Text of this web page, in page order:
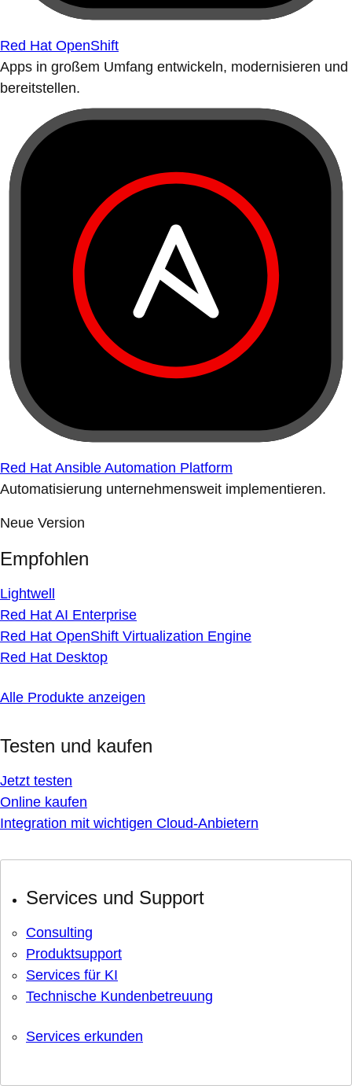
Red Hat OpenShift
Apps in großem Umfang entwickeln, modernisieren und
bereitstellen.
Red Hat Ansible Automation Platform
Automatisierung unternehmensweit implementieren.
Neue Version
Empfohlen
Lightwell
Red Hat AI Enterprise
Red Hat OpenShift Virtualization Engine
Red Hat Desktop
Alle Produkte anzeigen
Testen und kaufen
Jetzt testen
Online kaufen
Integration mit wichtigen Cloud-Anbietern
Services und Support
Consulting
Produktsupport
Services für KI
Technische Kundenbetreuung
Services erkunden